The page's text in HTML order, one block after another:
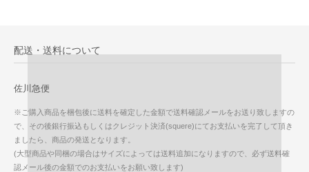
配送・送料について
佐川急便
※ご購入商品を梱包後に送料を確定した金額で送料確認メールをお送り致しますの
で、その後銀行振込もしくはクレジット決済(squere)にてお支払いを完了して頂き
ましたら、商品の発送となります。
(大型商品や同梱の場合はサイズによっては送料追加になりますので、必ず送料確
認メール後の金額でのお支払いをお願い致します)